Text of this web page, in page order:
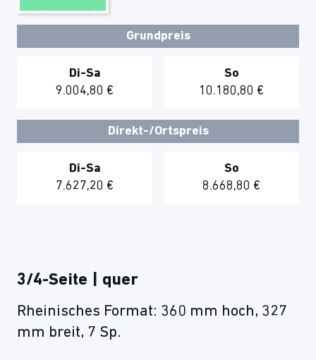
Grundpreis
Di-Sa
9.004,80 €
So
10.180,80 €
Direkt-/Ortspreis
Di-Sa
7.627,20 €
So
8.668,80 €
3/4-Seite | quer
Rheinisches Format: 360 mm hoch, 327
mm breit, 7 Sp.